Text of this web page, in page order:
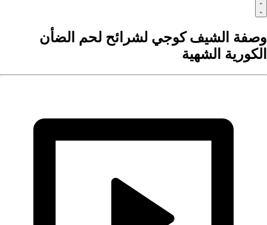
الشيف كوجي لشرائح لحم الضأن
الشهية